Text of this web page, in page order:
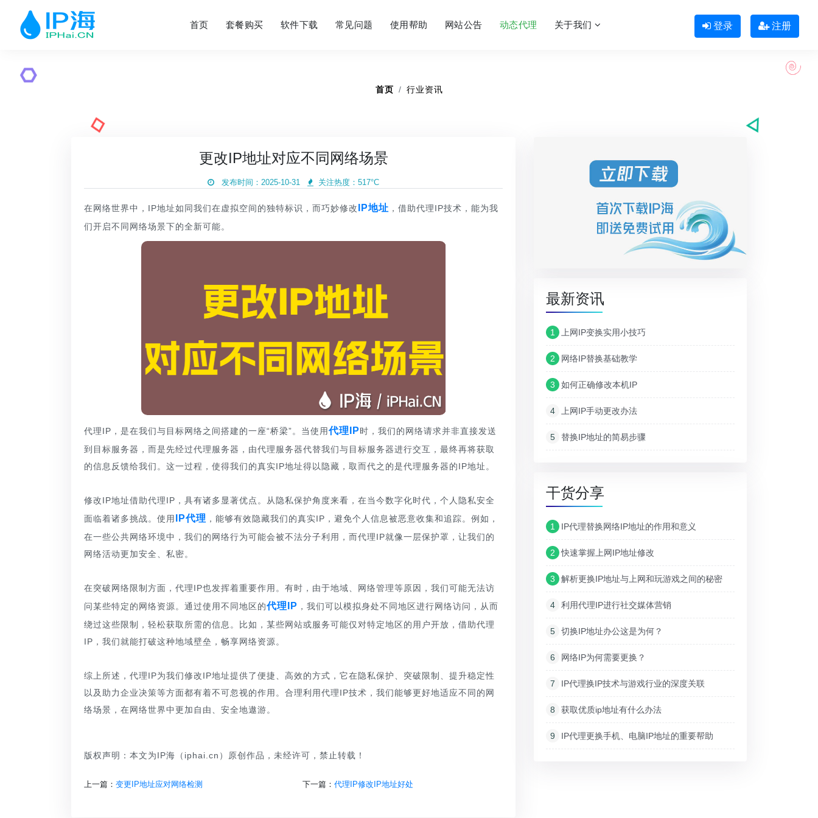
首页 套餐购买 软件下载 常见问题 使用帮助 网站公告 动态代理 关于我们 登录 注册
首页 行业资讯
更改IP地址对应不同网络场景
发布时间：2025-10-31 关注热度： 517°C
在网络世界中，IP地址如同我们在虚拟空间的独特标识，而巧妙修改 IP地址 ，借助代理IP技术，能为我
们开启不同网络场景下的全新可能。
代理IP，是在我们与目标网络之间搭建的一座“桥梁”。当使用代理IP时，我们的网络请求并非直接发送
到目标服务器，而是先经过代理服务器，由代理服务器代替我们与目标服务器进行交互，最终再将获取
的信息反馈给我们。这一过程，使得我们的真实IP地址得以隐藏，取而代之的是代理服务器的IP地址。
修改IP地址借助代理IP，具有诸多显著优点。从隐私保护角度来看，在当今数字化时代，个人隐私安全
面临着诸多挑战。使用
IP代理 ，能够有效隐藏我们的真实IP，避免个人信息被恶意收集和追踪。例如，
在一些公共网络环境中，我们的网络行为可能会被不法分子利用，而代理IP就像一层保护罩，让我们的
网络活动更加安全、私密。
在突破网络限制方面，代理IP也发挥着重要作用。有时，由于地域、网络管理等原因，我们可能无法访
问某些特定的网络资源。通过使用不同地区的代理IP ，我们可以模拟身处不同地区进行网络访问，从而
绕过这些限制，轻松获取所需的信息。比如，某些网站或服务可能仅对特定地区的用户开放，借助代理
IP，我们就能打破这种地域壁垒，畅享网络资源。
综上所述，代理IP为我们修改IP地址提供了便捷、高效的方式，它在隐私保护、突破限制、提升稳定性
以及助力企业决策等方面都有着不可忽视的作用。合理利用代理IP技术，我们能够更好地适应不同的网
络场景，在网络世界中更加自由、安全地遨游。
版权声明：本文为IP海（iphai.cn）原创作品，未经许可，禁止转载！
上一篇： 变更IP地址应对网络检测 下一篇： 代理IP修改IP地址好处
最新资讯
1 上网IP变换实用小技巧
2 网络IP替换基础教学
3 如何正确修改本机IP
4 上网IP手动更改办法
5 替换IP地址的简易步骤
干货分享
1 IP代理替换网络IP地址的作用和意义
2 快速掌握上网IP地址修改
3 解析更换IP地址与上网和玩游戏之间的秘密
4 利用代理IP进行社交媒体营销
5 切换IP地址办公这是为何？
6 网络IP为何需要更换？
7 IP代理换IP技术与游戏行业的深度关联
8 获取优质ip地址有什么办法
9 IP代理更换手机、电脑IP地址的重要帮助